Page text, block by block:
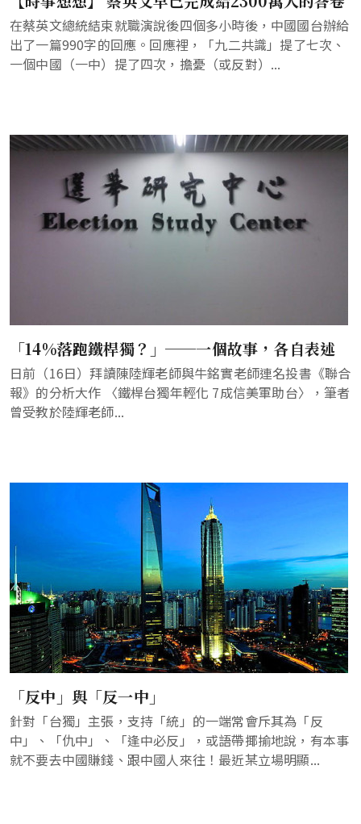
在蔡英文總統結束就職演說後四個多小時後，中國國台辦給
出了一篇990字的回應。回應裡，「九二共識」提了七次、
一個中國（一中）提了四次，擔憂（或反對）...
「14%落跑鐵桿獨？」──一個故事，各自表述
日前（16日）拜讀陳陸輝老師與牛銘實老師連名投書《聯合
報》的分析大作 〈鐵桿台獨年輕化 7成信美軍助台〉，筆者
曾受教於陸輝老師...
「反中」與「反一中」
針對「台獨」主張，支持「統」的一端常會斥其為「反
中」、「仇中」、「逢中必反」，或語帶揶揄地說，有本事
就不要去中國賺錢、跟中國人來往！最近某立場明顯...